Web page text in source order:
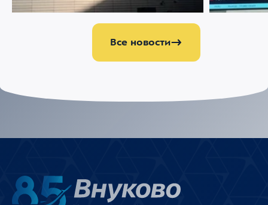
Все новости